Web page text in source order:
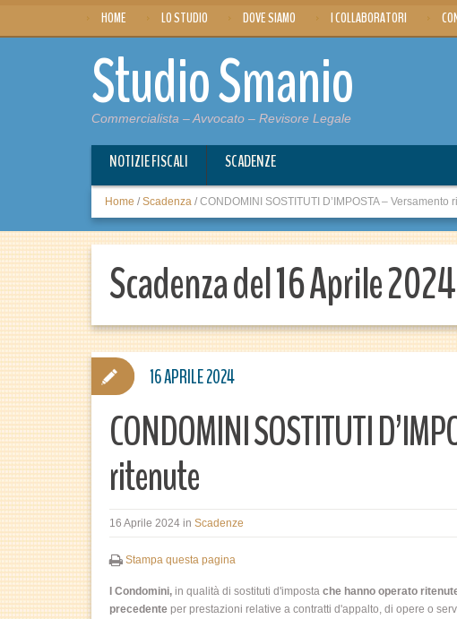
HOME LO STUDIO DOVE SIAMO I COLLABORATORI
Studio Smanio
Commercialista – Avvocato – Revisore Legale
NOTIZIE FISCALI SCADENZE
Home / Scadenza / CONDOMINI SOSTITUTI D’IMPOSTA – Versamento
Scadenza del 16 Aprile 2024
CONDOMINI SOSTITUTI
ritenute
16 Aprile 2024 in Scadenze
Stampa questa pagina
I Condomini, in qualità di sostituti d'imposta che hanno operato
precedente per prestazioni relative a contratti d'appalto, di opere o
16 APRILE 2024